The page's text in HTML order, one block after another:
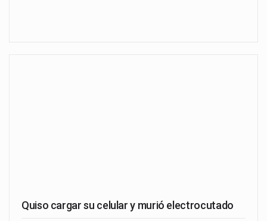
Quiso cargar su celular y murió electrocutado